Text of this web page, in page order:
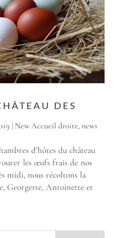
DES
| New Accueil droite,news
d’hôtes du château
les œufs frais de nos
midi, nous récoltons la
Georgette, Antoinette et